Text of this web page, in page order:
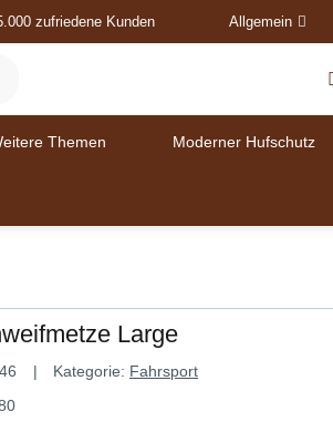
zufriedene Kunden Allgemein
Themen Moderner Hufschutz
Large
Kategorie: Fahrsport